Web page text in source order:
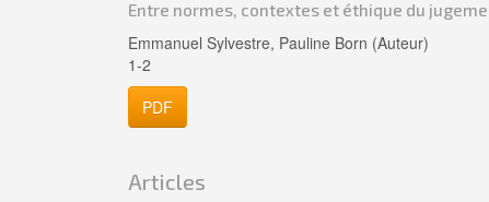
Entre normes, contextes et éthique du
Emmanuel Sylvestre, Pauline Born (Auteur)
1-2
PDF
Articles